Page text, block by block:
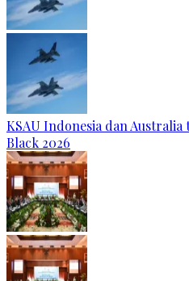
KSAU Indonesia dan
Black 2026